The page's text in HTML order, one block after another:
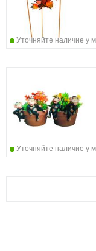
Уточняйте наличие у
Уточняйте наличие у